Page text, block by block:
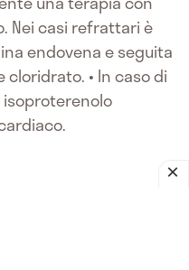
Nei casi refrattari è
endovena e seguita
• In caso di